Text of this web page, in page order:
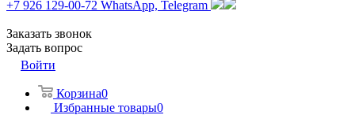
+7 926 129-00-72 WhatsApp, Telegram
Заказать звонок
Задать вопрос
Войти
Корзина0
Избранные товары0